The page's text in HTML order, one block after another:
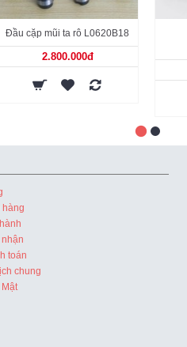
Đầu cặp mũi ta rô L0620B18
2.800.000đ
hàng
toán
chung